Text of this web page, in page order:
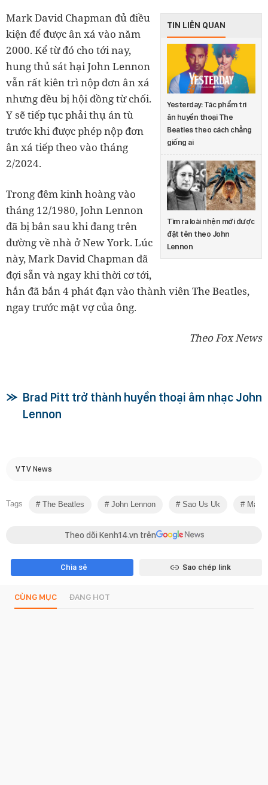
TIN LIÊN QUAN
Yesterday: Tác phẩm tri
ân huyền thoại The
Beatles theo cách chẳng
giống ai
Tìm ra loài nhện mới được
đặt tên theo John
Lennon
Mark David Chapman đủ điều
kiện để được ân xá vào năm
2000. Kể từ đó cho tới nay,
hung thủ sát hại John Lennon
vẫn rất kiên trì nộp đơn ân xá
nhưng đều bị hội đồng từ chối.
Y sẽ tiếp tục phải thụ án tù
trước khi được phép nộp đơn
ân xá tiếp theo vào tháng
2/2024.
Trong đêm kinh hoàng vào
tháng 12/1980, John Lennon
đã bị bắn sau khi đang trên
đường về nhà ở New York. Lúc
này, Mark David Chapman đã
đợi sẵn và ngay khi thời cơ tới,
hắn đã bắn 4 phát đạn vào thành viên The Beatles,
ngay trước mặt vợ của ông.
Theo Fox News
Brad Pitt trở thành huyền thoại âm nhạc John
Lennon
VTV News
Tags The Beatles John Lennon Sao Us Uk Mark
Theo dõi Kenh14.vn trên
Chia sẻ Sao chép link
CÙNG MỤC ĐANG HOT